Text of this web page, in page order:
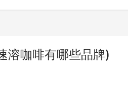
溶咖啡有哪些品牌)